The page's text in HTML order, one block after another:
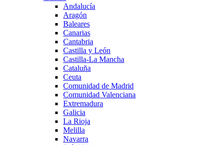
Andalucía
Aragón
Baleares
Canarias
Cantabria
Castilla y León
Castilla-La Mancha
Cataluña
Ceuta
Comunidad de Madrid
Comunidad Valenciana
Extremadura
Galicia
La Rioja
Melilla
Navarra